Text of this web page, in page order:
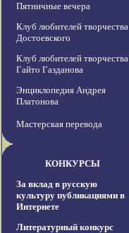
Пятничные вечера
Клуб любителей творчества
Достоевского
Клуб любителей творчества
Гайто Газданова
Энциклопедия Андрея
Платонова
Мастерская перевода
КОНКУРСЫ
За вклад в русскую
культуру публикациями в
Интернете
Литературный конкурс